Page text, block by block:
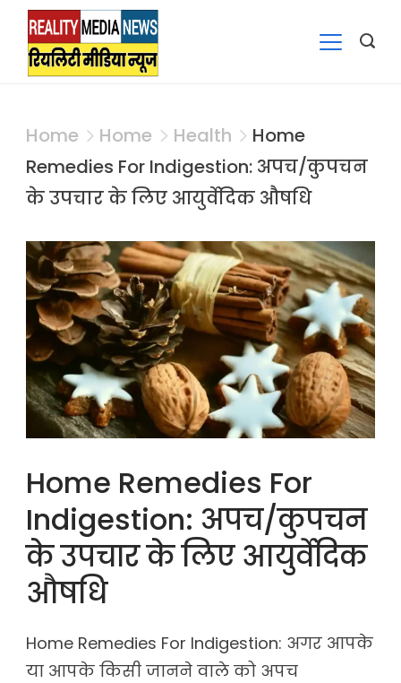
Skip
content
Home Home Health
Home
Remedies For Indigestion: अपच/कुपचन
के उपचार के लिए आयुर्वेदिक औषधि
Remedies
For
Indigestion
Home Remedies For
Indigestion: अपच/कुपचन
के उपचार के लिए आयुर्वेदिक
औषधि
Home Remedies For Indigestion: अगर आपके
या आपके किसी जानने वाले को अपच